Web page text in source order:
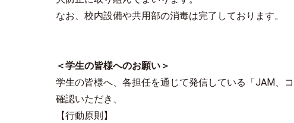
なお、校内設備や共用部の消毒は完了しております。
＜学生の皆様へのお願い＞
学生の皆様へ、各担任を通じて発信している「JAM、
確認いただき、
【行動原則】